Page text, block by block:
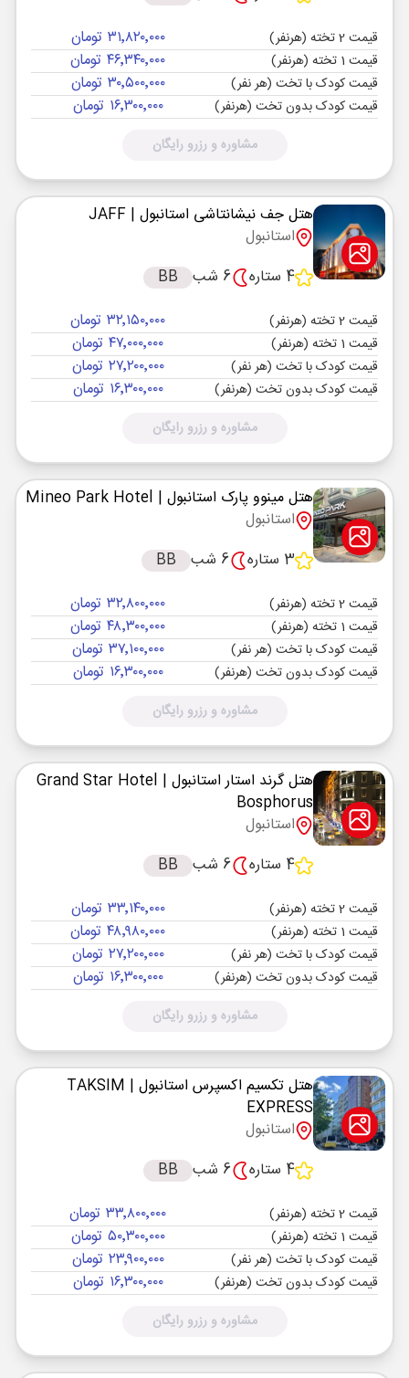
قیمت 2 تخته (هرنفر) ۳۱٬۸۲۰٬۰۰۰ تومان
قیمت 1 تخته (هرنفر) ۴۶٬۳۴۰٬۰۰۰ تومان
قیمت کودک با تخت (هر نفر) ۳۰٬۵۰۰٬۰۰۰ تومان
قیمت کودک بدون تخت (هرنفر) ۱۶٬۳۰۰٬۰۰۰ تومان
مشاوره و رزرو رایگان
هتل جف نیشانتاشی استانبول | JAFF
استانبول
4 ستاره
6 شب BB
قیمت 2 تخته (هرنفر) ۳۲٬۱۵۰٬۰۰۰ تومان
قیمت 1 تخته (هرنفر) ۴۷٬۰۰۰٬۰۰۰ تومان
قیمت کودک با تخت (هر نفر) ۲۷٬۲۰۰٬۰۰۰ تومان
قیمت کودک بدون تخت (هرنفر) ۱۶٬۳۰۰٬۰۰۰ تومان
مشاوره و رزرو رایگان
هتل مینوو پارک استانبول | Mineo Park Hotel
استانبول
3 ستاره
6 شب BB
قیمت 2 تخته (هرنفر) ۳۲٬۸۰۰٬۰۰۰ تومان
قیمت 1 تخته (هرنفر) ۴۸٬۳۰۰٬۰۰۰ تومان
قیمت کودک با تخت (هر نفر) ۳۷٬۱۰۰٬۰۰۰ تومان
قیمت کودک بدون تخت (هرنفر) ۱۶٬۳۰۰٬۰۰۰ تومان
مشاوره و رزرو رایگان
هتل گرند استار استانبول | Grand Star Hotel
Bosphorus
استانبول
4 ستاره
6 شب BB
قیمت 2 تخته (هرنفر) ۳۳٬۱۴۰٬۰۰۰ تومان
قیمت 1 تخته (هرنفر) ۴۸٬۹۸۰٬۰۰۰ تومان
قیمت کودک با تخت (هر نفر) ۲۷٬۲۰۰٬۰۰۰ تومان
قیمت کودک بدون تخت (هرنفر) ۱۶٬۳۰۰٬۰۰۰ تومان
مشاوره و رزرو رایگان
هتل تکسیم اکسپرس استانبول | TAKSIM
EXPRESS
استانبول
4 ستاره
6 شب BB
قیمت 2 تخته (هرنفر) ۳۳٬۸۰۰٬۰۰۰ تومان
قیمت 1 تخته (هرنفر) ۵۰٬۳۰۰٬۰۰۰ تومان
قیمت کودک با تخت (هر نفر) ۲۳٬۹۰۰٬۰۰۰ تومان
قیمت کودک بدون تخت (هرنفر) ۱۶٬۳۰۰٬۰۰۰ تومان
مشاوره و رزرو رایگان